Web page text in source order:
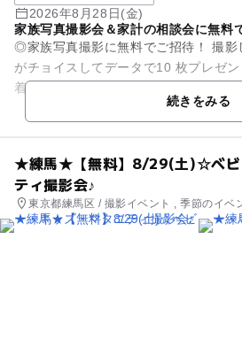
2026年8月28日(金)
家族写真撮影会＆家計の相談会に無料
◎家族写真撮影に無料でご招待！ 撮影
がチョイスしてデータで10 枚プレゼ
着換えや衣装替えなども大歓迎！貸し
続きをみる
★練馬★【無料】8/29(土)☆ベビ
ティ撮影会♪
東京都練馬区 / 撮影イベント , 季節のイベ